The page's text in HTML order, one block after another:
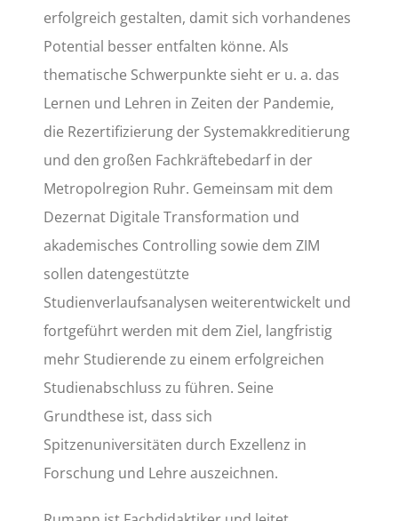
erfolgreich gestalten, damit sich vorhandenes
Potential besser entfalten könne. Als
thematische Schwerpunkte sieht er u. a. das
Lernen und Lehren in Zeiten der Pandemie,
die Rezertifizierung der Systemakkreditierung
und den großen Fachkräftebedarf in der
Metropolregion Ruhr. Gemeinsam mit dem
Dezernat Digitale Transformation und
akademisches Controlling sowie dem ZIM
sollen datengestützte
Studienverlaufsanalysen weiterentwickelt und
fortgeführt werden mit dem Ziel, langfristig
mehr Studierende zu einem erfolgreichen
Studienabschluss zu führen. Seine
Grundthese ist, dass sich
Spitzenuniversitäten durch Exzellenz in
Forschung und Lehre auszeichnen.